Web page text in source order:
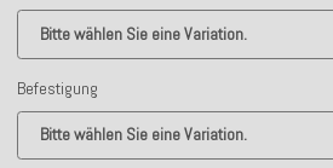
Bitte wählen Sie eine Variation.
Befestigung
Bitte wählen Sie eine Variation.